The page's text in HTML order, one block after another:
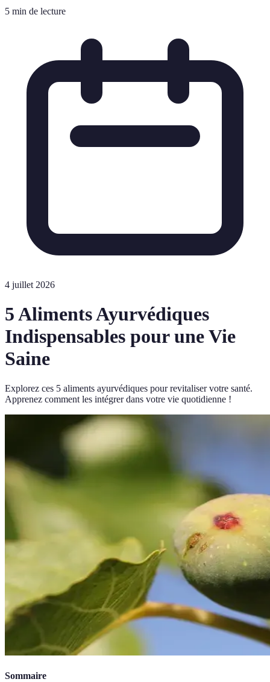
5 min de lecture
4 juillet 2026
5 Aliments Ayurvédiques
Indispensables pour une Vie
Saine
Explorez ces 5 aliments ayurvédiques pour revitaliser votre santé.
Apprenez comment les intégrer dans votre vie quotidienne !
Sommaire